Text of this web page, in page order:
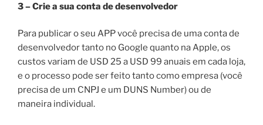
3 – Crie a sua conta de desenvolvedor
Para publicar o seu APP você precisa de uma conta de
desenvolvedor tanto no Google quanto na Apple, os
custos variam de USD 25 a USD 99 anuais em cada loja,
e o processo pode ser feito tanto como empresa (você
precisa de um CNPJ e um DUNS Number) ou de
maneira individual.